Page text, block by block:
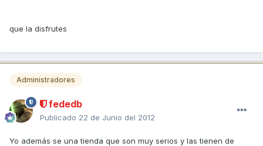
que la disfrutes
Administradores
fededb
Publicado 22 de Junio del 2012
Yo además se una tienda que son muy serios y las tienen de